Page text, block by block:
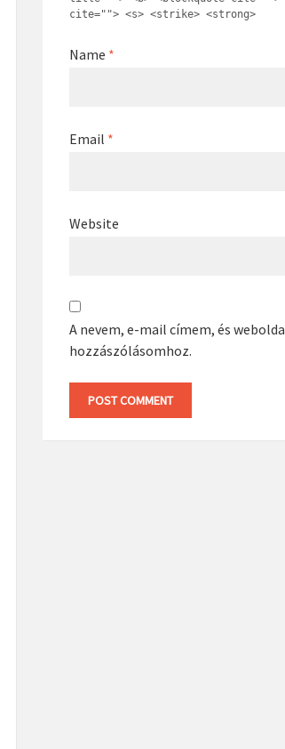
cite=""> <s> <strike> <strong>
Name *
Email *
Website
A nevem, e-mail címem, és
hozzászólásomhoz.